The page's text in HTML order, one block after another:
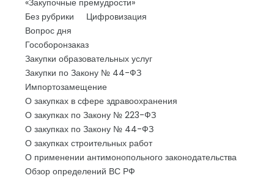
Без рубрики
Цифровизация
Вопрос дня
Гособоронзаказ
Закупки образовательных услуг
Закупки по Закону № 44-ФЗ
Импортозамещение
О закупках в сфере здравоохранения
О закупках по Закону № 223-ФЗ
О закупках по Закону № 44-ФЗ
О закупках строительных работ
О применении антимонопольного законодательства
Обзор определений ВС РФ